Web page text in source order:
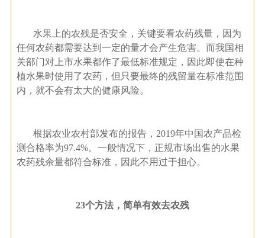
水果上的农残是否安全，关键要看农药残量，因为
任何农药都需要达到一定的量才会产生危害。而我国相
关部门对上市水果都作了最低标准规定，因此即使在种
植水果时使用了农药，但只要最终的残留量在标准范围
内，就不会有太大的健康风险。
根据农业农村部发布的报告，2019年中国农产品检
测合格率为97.4%。一般情况下，正规市场出售的水果
农药残余量都符合标准，因此不用过于担心。
23个方法，简单有效去农残